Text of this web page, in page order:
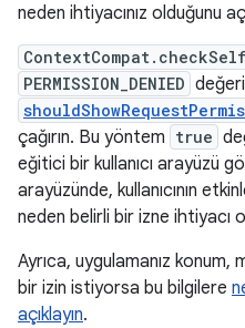
neden ihtiyacınız olduğunu
PERMISSION_DENIED
çağırın. Bu yöntem true
eğitici bir kullanıcı arayüzü
arayüzünde, kullanıcının
neden belirli bir izne ihtiyacı
Ayrıca, uygulamanız
bir izin istiyorsa bu bilgilere
açıklayın.